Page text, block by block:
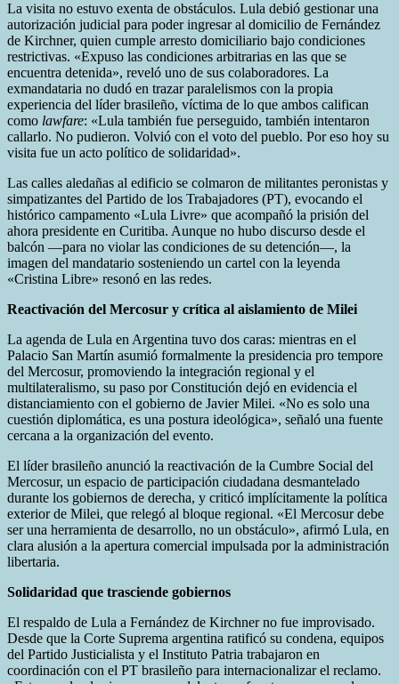
La visita no estuvo exenta de obstáculos. Lula debió gestionar una
autorización judicial para poder ingresar al domicilio de Fernández
de Kirchner, quien cumple arresto domiciliario bajo condiciones
restrictivas. «Expuso las condiciones arbitrarias en las que se
encuentra detenida», reveló uno de sus colaboradores. La
exmandataria no dudó en trazar paralelismos con la propia
experiencia del líder brasileño, víctima de lo que ambos califican
como lawfare: «Lula también fue perseguido, también intentaron
callarlo. No pudieron. Volvió con el voto del pueblo. Por eso hoy su
visita fue un acto político de solidaridad».
Las calles aledañas al edificio se colmaron de militantes peronistas y
simpatizantes del Partido de los Trabajadores (PT), evocando el
histórico campamento «Lula Livre» que acompañó la prisión del
ahora presidente en Curitiba. Aunque no hubo discurso desde el
balcón —para no violar las condiciones de su detención—, la
imagen del mandatario sosteniendo un cartel con la leyenda
«Cristina Libre» resonó en las redes.
Reactivación del Mercosur y crítica al aislamiento de Milei
La agenda de Lula en Argentina tuvo dos caras: mientras en el
Palacio San Martín asumió formalmente la presidencia pro tempore
del Mercosur, promoviendo la integración regional y el
multilateralismo, su paso por Constitución dejó en evidencia el
distanciamiento con el gobierno de Javier Milei. «No es solo una
cuestión diplomática, es una postura ideológica», señaló una fuente
cercana a la organización del evento.
El líder brasileño anunció la reactivación de la Cumbre Social del
Mercosur, un espacio de participación ciudadana desmantelado
durante los gobiernos de derecha, y criticó implícitamente la política
exterior de Milei, que relegó al bloque regional. «El Mercosur debe
ser una herramienta de desarrollo, no un obstáculo», afirmó Lula, en
clara alusión a la apertura comercial impulsada por la administración
libertaria.
Solidaridad que trasciende gobiernos
El respaldo de Lula a Fernández de Kirchner no fue improvisado.
Desde que la Corte Suprema argentina ratificó su condena, equipos
del Partido Justicialista y el Instituto Patria trabajaron en
coordinación con el PT brasileño para internacionalizar el reclamo.